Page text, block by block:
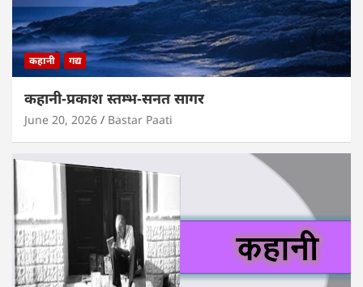
कहानी गद्य
कहानी-प्रकाश स्तम्भ-सनत सागर
June 20, 2026 Bastar Paati